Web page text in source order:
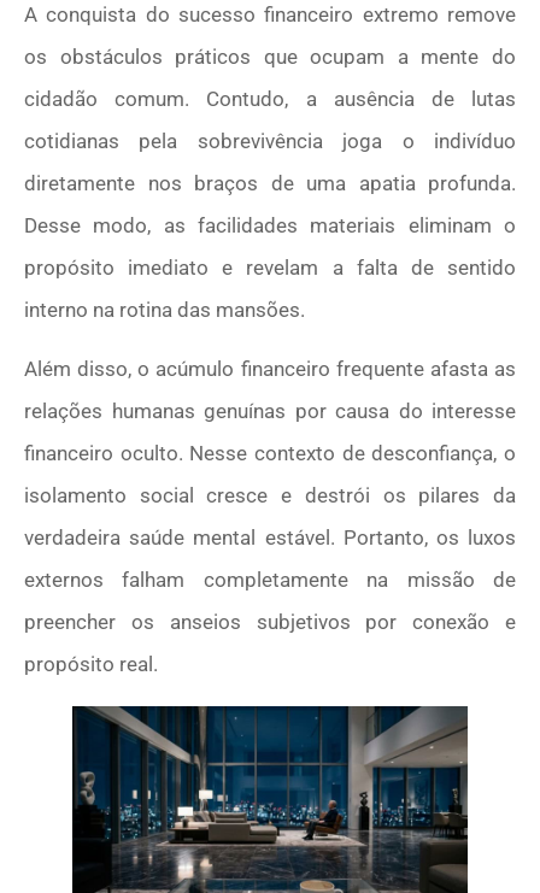
A conquista do sucesso financeiro extremo remove
os obstáculos práticos que ocupam a mente do
cidadão comum. Contudo, a ausência de lutas
cotidianas pela sobrevivência joga o indivíduo
diretamente nos braços de uma apatia profunda.
Desse modo, as facilidades materiais eliminam o
propósito imediato e revelam a falta de sentido
interno na rotina das mansões.
Além disso, o acúmulo financeiro frequente afasta as
relações humanas genuínas por causa do interesse
financeiro oculto. Nesse contexto de desconfiança, o
isolamento social cresce e destrói os pilares da
verdadeira saúde mental estável. Portanto, os luxos
externos falham completamente na missão de
preencher os anseios subjetivos por conexão e
propósito real.